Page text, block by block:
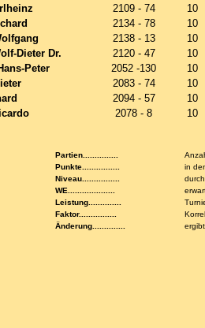
2109 - 74
10
2134 - 78
10
2138 - 13
10
Dieter Dr. 2120 - 47
10
Peter 2052 -130
10
2083 - 74
10
2094 - 57
10
2078 - 8 10
Partien...............
Punkte................
in
Niveau................
WE....................
Leistung..............
Faktor................
Änderung..............